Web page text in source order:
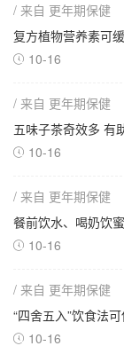
/ 来自 更年期保健
复方植物营养素可
 10-16
/ 来自 更年期保健
五味子茶奇效多 有
 10-16
/ 来自 更年期保健
餐前饮水、喝奶饮
 10-16
/ 来自 更年期保健
“四舍五入”饮食法
 10-16